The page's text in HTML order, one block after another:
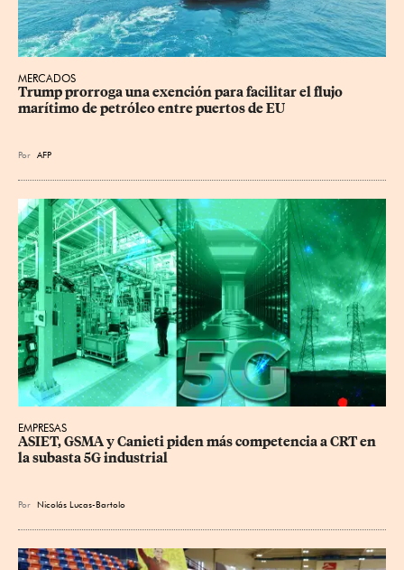
MERCADOS
Trump prorroga una exención para facilitar el flujo
marítimo de petróleo entre puertos de EU
Por AFP
EMPRESAS
ASIET, GSMA y Canieti piden más competencia a CRT en
la subasta 5G industrial
Por Nicolás Lucas-Bartolo